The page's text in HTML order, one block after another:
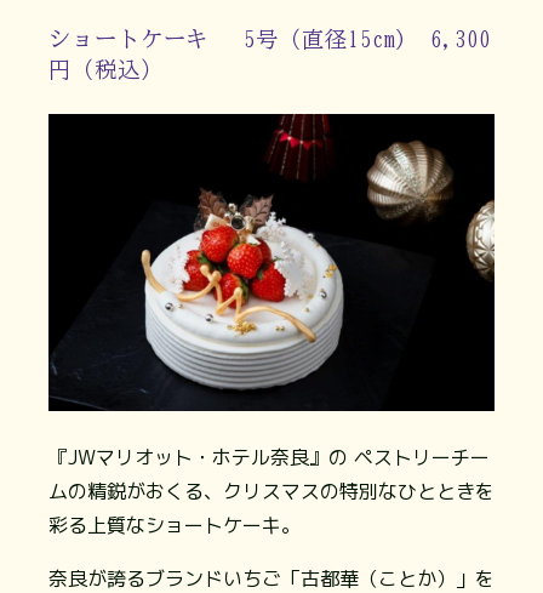
ショートケーキ 5号（直径15cm) 6,300
円（税込）
『JWマリオット・ホテル奈良』の ペストリーチー
ムの精鋭がおくる、クリスマスの特別なひとときを
彩る上質なショートケーキ。
奈良が誇るブランドいちご「古都華（ことか）」を